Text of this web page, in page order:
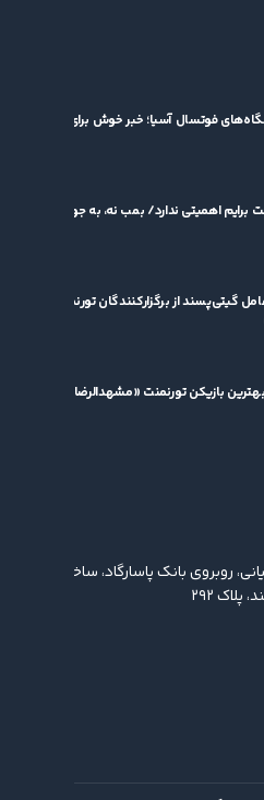
فوتسال آسیا؛ خبر خوش برای فوتسال
اهمیتی ندارد/ بمب نه، به جوان‌ها بها
گیتی‌پسند از برگزارکنندگان تورنمنت
بازیکن تورنمنت «مشهدالرضا(ع)» شد
روبروی بانک پاسارگاد، ساختمان
۲۹۲